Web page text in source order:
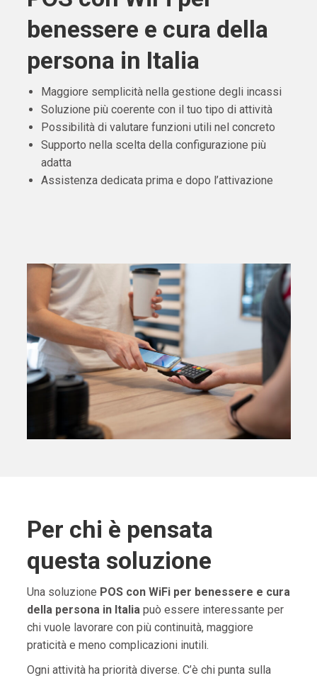
benessere e cura della
persona in Italia
Maggiore semplicità nella gestione degli incassi
Soluzione più coerente con il tuo tipo di attività
Possibilità di valutare funzioni utili nel concreto
Supporto nella scelta della configurazione più
adatta
Assistenza dedicata prima e dopo l’attivazione
Per chi è pensata
questa soluzione
Una soluzione POS con WiFi per benessere e cura
della persona in Italiapuò essere interessante per
chi vuole lavorare con più continuità, maggiore
praticità e meno complicazioni inutili.
Ogni attività ha priorità diverse. C’è chi punta sulla